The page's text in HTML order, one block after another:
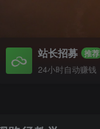
站长招募 推荐
24小时自动赚钱